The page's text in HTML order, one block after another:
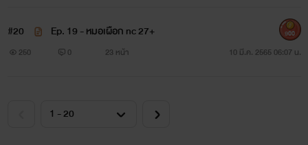
นรก(กาม) (ลำดับที่ 3 ในซีรี่ส์ตระกูล 3 ห.)
#20 Ep. 19 - หมอเผือก nc 27+
250 0 23 หน้า 10 มี.ค. 2565 06:07 น.
900